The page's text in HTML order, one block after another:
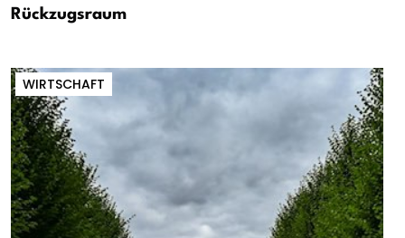
Rückzugsraum
WIRTSCHAFT